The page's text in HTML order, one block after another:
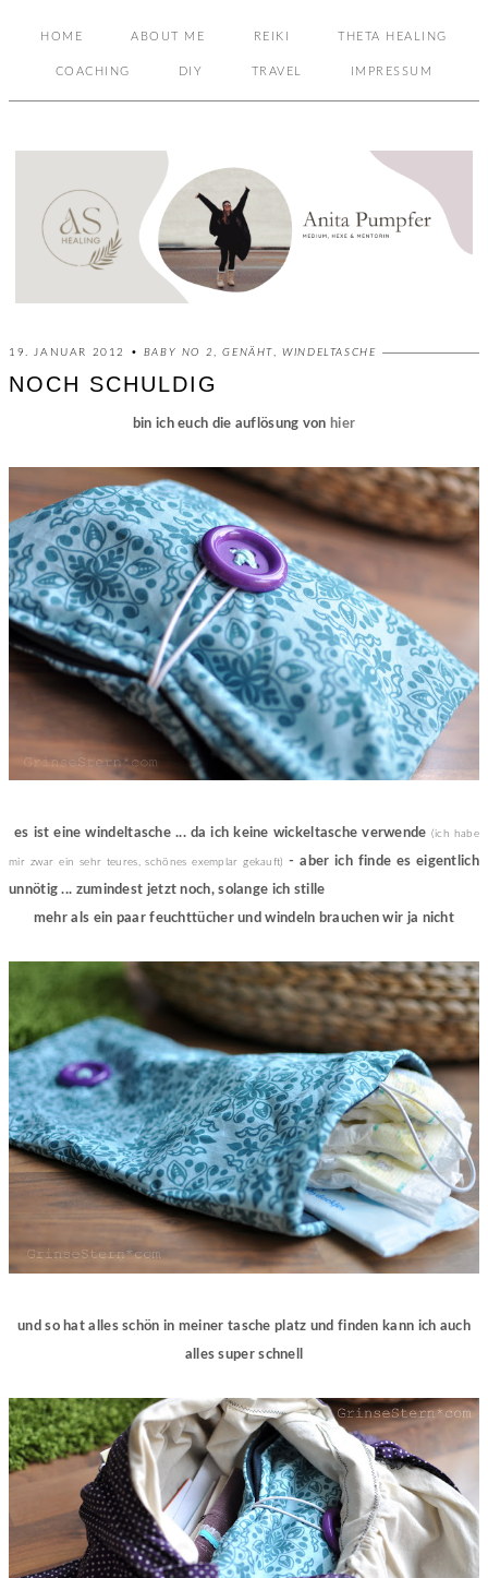
HOME ABOUT ME REIKI THETA HEALING
COACHING DIY TRAVEL IMPRESSUM
19. JANUAR 2012 • BABY NO 2 ,GENÄHT ,WINDELTASCHE
NOCH SCHULDIG
bin ich euch die auflösung von hier
es ist eine windeltasche ... da ich keine wickeltasche verwende (ich habe
mir zwar ein sehr teures, schönes exemplar gekauft) - aber ich finde es eigentlich
unnötig ... zumindest jetzt noch, solange ich stille
mehr als ein paar feuchttücher und windeln brauchen wir ja nicht
und so hat alles schön in meiner tasche platz und finden kann ich auch
alles super schnell